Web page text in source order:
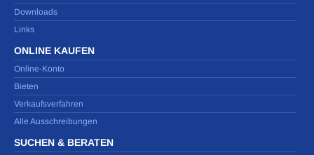
Downloads
Links
ONLINE KAUFEN
Online-Konto
Bieten
Verkaufsverfahren
Alle Ausschreibungen
SUCHEN & BERATEN